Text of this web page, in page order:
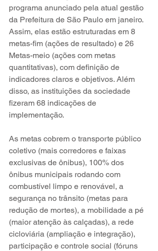
programa anunciado pela atual gestão
da Prefeitura de São Paulo em janeiro.
Assim, elas estão estruturadas em 8
metas-fim (ações de resultado) e 26
Metas-meio (ações com metas
quantitativas), com definição de
indicadores claros e objetivos. Além
disso, as instituições da sociedade
fizeram 68 indicações de
implementação.
As metas cobrem o transporte público
coletivo (mais corredores e faixas
exclusivas de ônibus), 100% dos
ônibus municipais rodando com
combustível limpo e renovável, a
segurança no trânsito (metas para
redução de mortes), a mobilidade a pé
(maior atenção às calçadas), a rede
cicloviária (ampliação e integração),
participação e controle social (fóruns